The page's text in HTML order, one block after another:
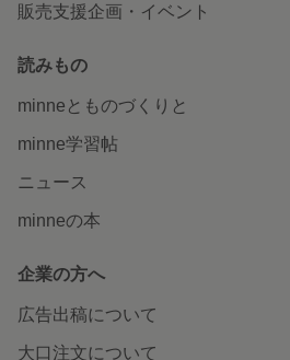
販売支援企画・イベント
読みもの
minneとものづくりと
minne学習帖
ニュース
minneの本
企業の方へ
広告出稿について
大口注文について